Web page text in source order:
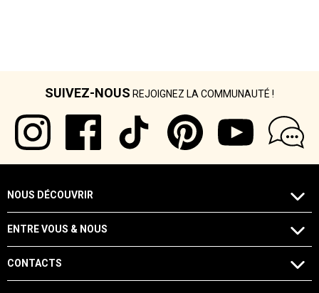
SUIVEZ-NOUS REJOIGNEZ LA COMMUNAUTÉ !
NOUS DÉCOUVRIR
ENTRE VOUS & NOUS
CONTACTS